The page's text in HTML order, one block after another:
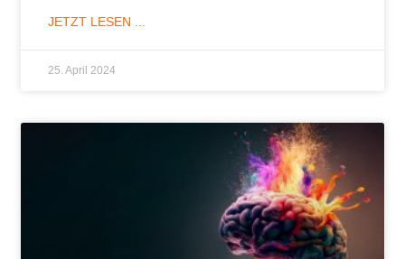
JETZT LESEN ...
25. April 2024